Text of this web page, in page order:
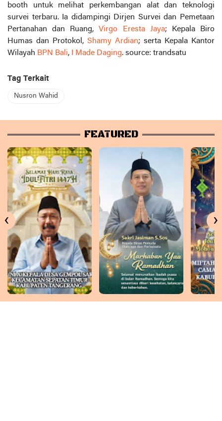
booth untuk melihat perkembangan alat dan teknologi
survei terbaru. Ia didampingi Dirjen Survei dan Pemetaan
Pertanahan dan Ruang,Virgo Eresta Jaya; Kepala Biro
Humas dan Protokol, Shamy Ardian; serta Kepala Kantor
Wilayah BPN Bali, I Made Daging. source: trandsatu
Tag Terkait
Nusron Wahid
FEATURED
‹ ›